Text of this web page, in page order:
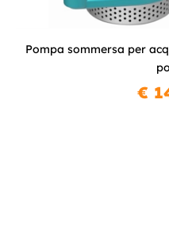
Pompa sommersa per
€